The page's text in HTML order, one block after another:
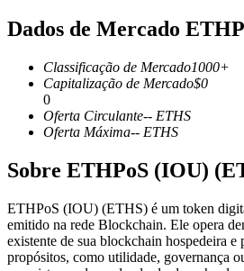
Derivativos de ações, câmbio,
Futuros de USDC
Dados de Mercado
Classificação de Mercado1000+
Capitalização de Mercado$0
0
Oferta Circulante-- ETHS
Oferta Máxima-- ETHS
Sobre ETHPoS (IOU)
ETHPoS (IOU) (ETHS) é um token
emitido na rede Blockchain. Ele opera
existente de sua blockchain hospedeira e
propósitos, como utilidade, governança